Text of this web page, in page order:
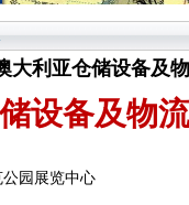
大利亚仓储设备及
设备及物
园展览中心